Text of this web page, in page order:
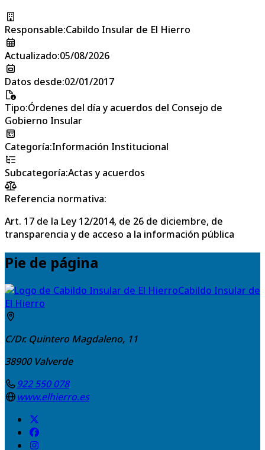
Responsable:Cabildo Insular de El Hierro
Actualizado:05/08/2026
Datos desde:02/01/2017
Tipo:Órdenes del día y acuerdos del Consejo de
Gobierno Insular
Categoría:Información Institucional
Subcategoría:Actas y acuerdos
Referencia normativa:
Art. 17 de la Ley 12/2014, de 26 de diciembre, de
transparencia y de acceso a la información pública
Pie de página
Cabildo Insular de
El Hierro
C/Dr. Quintero Magdaleno, 11
38900 Valverde
922 550 078
www.elhierro.es